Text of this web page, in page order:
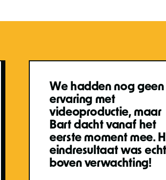
We hadden nog geen
ervaring met
videoproductie, maar
Bart dacht vanaf het
eerste moment mee.
eindresultaat was echt
boven verwachting!